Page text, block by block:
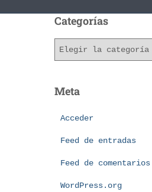
Categorías
Meta
Acceder
Feed de entradas
Feed de comentarios
WordPress.org